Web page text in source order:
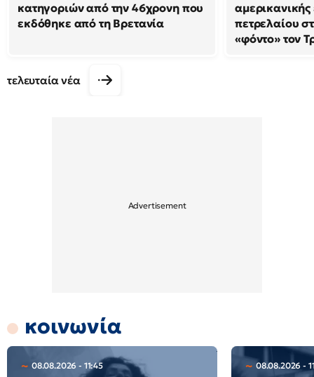
κατηγοριών από την 46χρονη που
εκδόθηκε από τη Βρετανία
αμερικανικής
πετρελαίου
«φόντο» τον
τελευταία νέα
κοινωνία
08.08.2026 - 11:45 08.08.2026 -